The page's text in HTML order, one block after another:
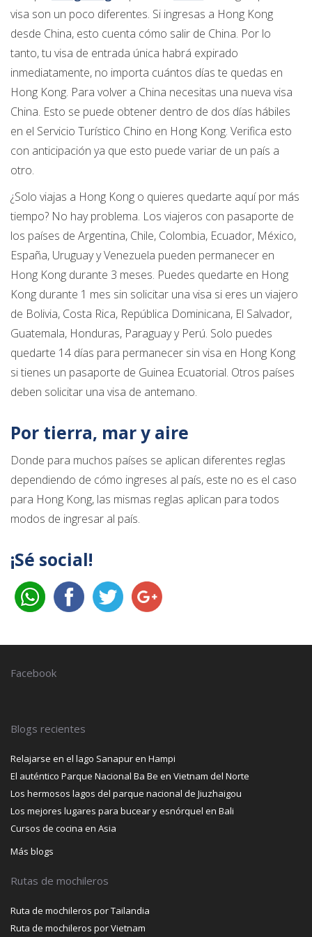
visa son un poco diferentes. Si ingresas a Hong Kong
desde China, esto cuenta cómo salir de China. Por lo
tanto, tu visa de entrada única habrá expirado
inmediatamente, no importa cuántos días te quedas en
Hong Kong. Para volver a China necesitas una nueva visa
China. Esto se puede obtener dentro de dos días hábiles
en el Servicio Turístico Chino en Hong Kong. Verifica esto
con anticipación ya que esto puede variar de un país a
otro.
¿Solo viajas a Hong Kong o quieres quedarte aquí por más
tiempo? No hay problema. Los viajeros con pasaporte de
los países de Argentina, Chile, Colombia, Ecuador, México,
España, Uruguay y Venezuela pueden permanecer en
Hong Kong durante 3 meses. Puedes quedarte en Hong
Kong durante 1 mes sin solicitar una visa si eres un viajero
de Bolivia, Costa Rica, República Dominicana, El Salvador,
Guatemala, Honduras, Paraguay y Perú. Solo puedes
quedarte 14 días para permanecer sin visa en Hong Kong
si tienes un pasaporte de Guinea Ecuatorial. Otros países
deben solicitar una visa de antemano.
Por tierra, mar y aire
Donde para muchos países se aplican diferentes reglas
dependiendo de cómo ingreses al país, este no es el caso
para Hong Kong, las mismas reglas aplican para todos
modos de ingresar al país.
¡Sé social!
Facebook
Blogs recientes
Relajarse en el lago Sanapur en Hampi
El auténtico Parque Nacional Ba Be en Vietnam del Norte
Los hermosos lagos del parque nacional de Jiuzhaigou
Los mejores lugares para bucear y esnórquel en Bali
Cursos de cocina en Asia
Más blogs
Rutas de mochileros
Ruta de mochileros por Tailandia
Ruta de mochileros por Vietnam